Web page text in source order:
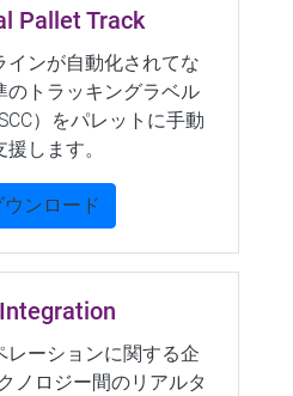
Pallet Track
インが自動化されてな
のトラッキングラベル
）をパレットに手動
します。
ンロード
レーションに関する企
ノロジー間のリアルタ